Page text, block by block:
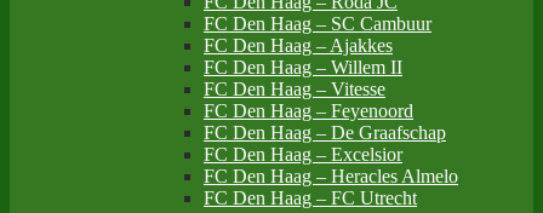
FC Den Haag – SC Cambuur
FC Den Haag – Ajakkes
FC Den Haag – Willem II
FC Den Haag – Vitesse
FC Den Haag – Feyenoord
FC Den Haag – De Graafschap
FC Den Haag – Excelsior
FC Den Haag – Heracles Almelo
FC Den Haag – FC Utrecht